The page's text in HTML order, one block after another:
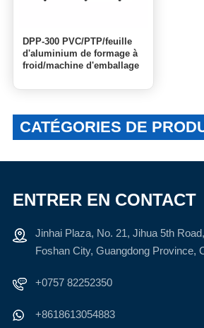
DPP-300 PVC/PTP/feuille
d'aluminium de formage à
froid/machine d'emballage
dialyse
CATÉGORIES DE
ENTRER EN CONTACT
Jinhai Plaza, No. 21, Jihua 5th
Foshan City, Guangdong Province,
+0757 82252350
+8618613054883